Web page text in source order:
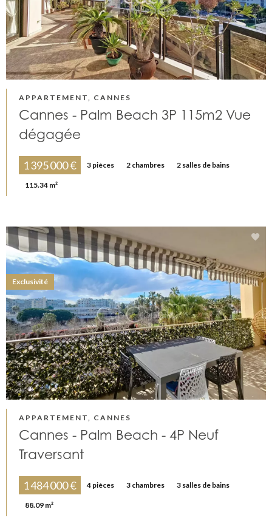
APPARTEMENT, CANNES
Cannes - Palm Beach 3P 115m2 Vue
dégagée
1 395 000 € 3 pièces 2 chambres 2 salles de bains
115.34 m²
APPARTEMENT, CANNES
Cannes - Palm Beach - 4P Neuf
Traversant
1 484 000 € 4 pièces 3 chambres 3 salles de bains
88.09 m²
Exclusivité